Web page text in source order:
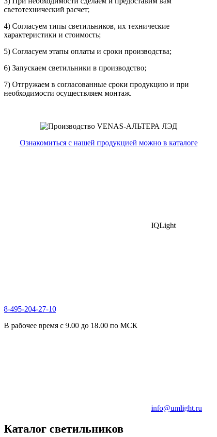
светотехнический расчет;
4) Согласуем типы светильников, их технические
характеристики и стоимость;
5) Согласуем этапы оплаты и сроки производства;
6) Запускаем светильники в производство;
7) Отгружаем в согласованные сроки продукцию и при
необходимости осуществляем монтаж.
Ознакомиться с нашей продукцией можно в каталоге
IQLight
8-495-204-27-10
В рабочее время с 9.00 до 18.00 по МСК
info@umlight.ru
Каталог светильников